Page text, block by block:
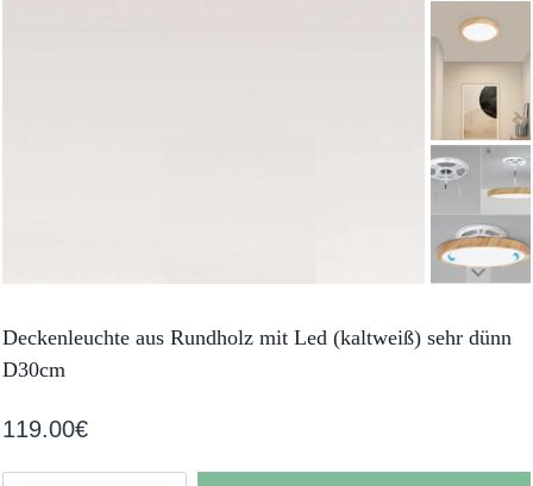
Deckenleuchte aus Rundholz mit Led (kaltweiß) sehr dünn
D30cm
119.00€